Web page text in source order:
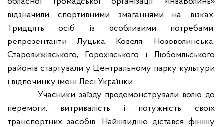
відзначили спортивними змаганнями на візках.
Тридцять осіб із особливими потребами,
репрезентанти Луцька, Ковеля, Нововолинська,
Старовижівського, Горохівського і Любомльського
районів стартували у Центральному парку культури
і відпочинку імені Лесі Українки.
Учасники заїзду продемонстрували волю до
перемоги, витривалість і потужність своїх
транспортних засобів. Найшвидше дістався фінішу